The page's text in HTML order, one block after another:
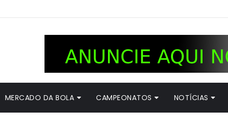
MERCADO DA BOLA CAMPEONATOS NOTÍCIAS